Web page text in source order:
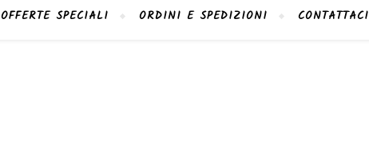
OFFERTE SPECIALI ORDINI E SPEDIZIONI CONTATTACI